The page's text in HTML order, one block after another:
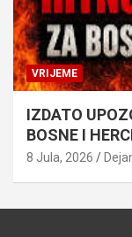
VRIJEME
IZDATO
BOSNE I
8 Jula, 2026